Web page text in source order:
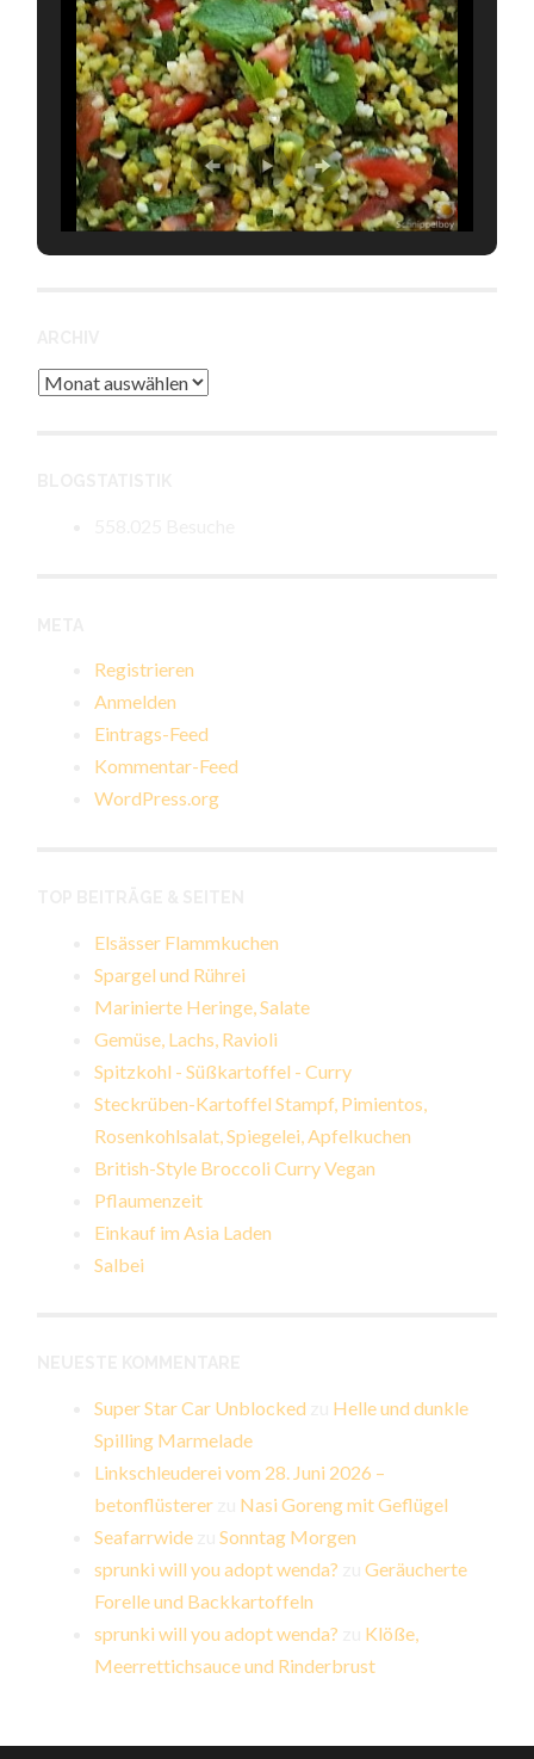
Archiv
Registrieren
Anmelden
Eintrags-Feed
Kommentar-Feed
WordPress.org
Elsässer Flammkuchen
Spargel und Rührei
Marinierte Heringe, Salate
Gemüse, Lachs, Ravioli
Spitzkohl - Süßkartoffel - Curry
Steckrüben-Kartoffel Stampf, Pimientos,
Rosenkohlsalat, Spiegelei, Apfelkuchen
British-Style Broccoli Curry Vegan
Pflaumenzeit
Einkauf im Asia Laden
Salbei
Super Star Car Unblocked
Helle und dunkle
Spilling Marmelade
Linkschleuderei vom 28. Juni 2026 –
betonflüsterer
Nasi Goreng mit Geflügel
Seafarrwide zuSonntag Morgen
sprunki will you adopt wenda? zuGeräucherte
Forelle und Backkartoffeln
sprunki will you adopt wenda?
Klöße,
Meerrettichsauce und Rinderbrust